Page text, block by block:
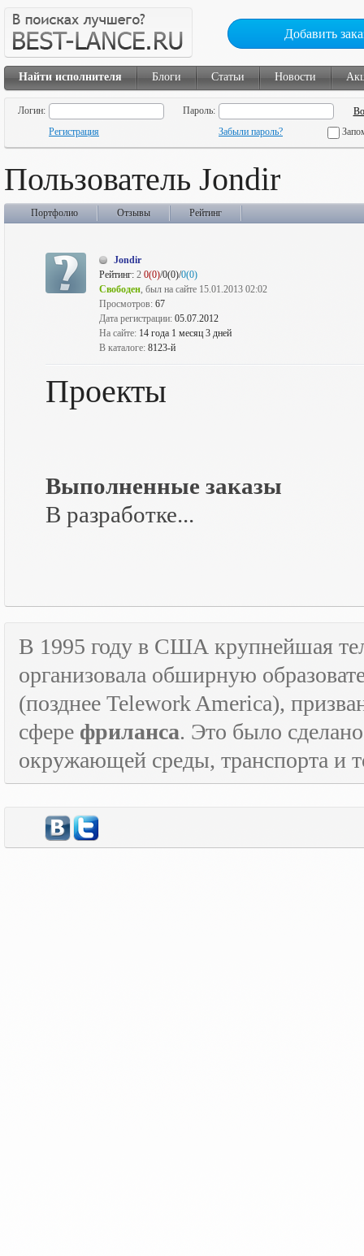
Добавить
Найти исполнителя Блоги Статьи Новости
Логин:
Пароль:
Регистрация
Забыли пароль?
Пользователь Jondir
Портфолио Отзывы Рейтинг
Jondir
Рейтинг: 2 0(0)/0(0)/0(0)
Свободен, был на сайте 15.01.2013 02:02
Просмотров: 67
Дата регистрации: 05.07.2012
На сайте: 14 года 1 месяц 3 дней
В каталоге: 8123-й
Проекты
Выполненные заказы
В разработке...
В 1995 году в США крупнейшая
организовала обширную
(позднее Telework America),
сфере фриланса. Это было
окружающей среды, транспорта и